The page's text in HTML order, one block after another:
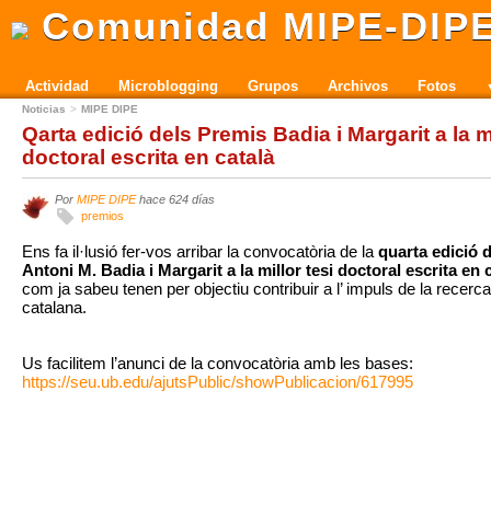
Comunidad MIPE-
Actividad Microblogging Grupos Archivos Fotos
Noticias MIPE DIPE
Qarta edició dels Premis Badia i Margarit a la
doctoral escrita en català
Por MIPE DIPE hace 624 días
premios
Ens fa il·lusió fer-vos arribar la convocatòria de la quarta edició
Antoni M. Badia i Margarit a la millor tesi doctoral escrita en
com ja sabeu tenen per objectiu contribuir a l’ impuls de la
catalana.
Us facilitem l’anunci de la convocatòria amb les bases:
https://seu.ub.edu/ajutsPublic/showPublicacion/617995